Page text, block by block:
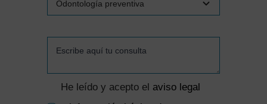
He leído y acepto el aviso legal